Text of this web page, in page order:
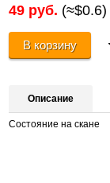
49 руб. (≈$0.6)
В корзину
Описание
Состояние на скане